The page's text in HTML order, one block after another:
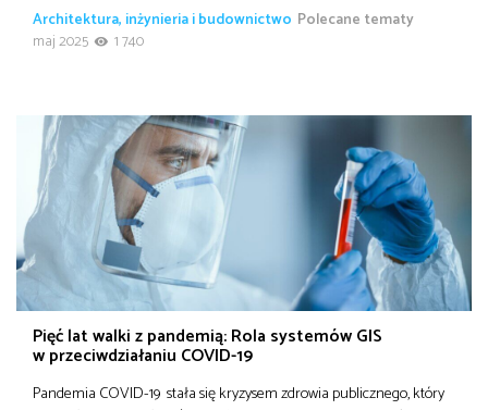
Architektura, inżynieria i budownictwo Polecane tematy
maj 2025
1 740
Pięć lat walki z pandemią: Rola systemów GIS
w przeciwdziałaniu COVID-19
Pandemia COVID-19 stała się kryzysem zdrowia publicznego, który